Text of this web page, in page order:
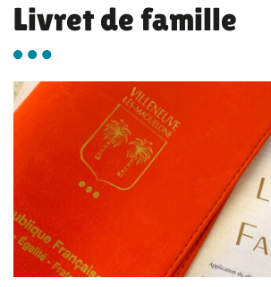
Livret de famille